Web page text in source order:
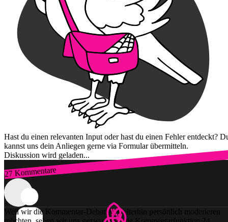
Hast du einen relevanten Input oder hast du einen Fehler entdeckt?
kannst uns dein Anliegen gerne via Formular übermitteln.
Diskussion wird geladen...
27 Kommentare
Zum Login
Weil wir die Kommentar-Debatten weiterhin persönlich moderieren